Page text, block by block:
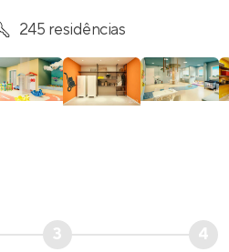
245 residências
3
4